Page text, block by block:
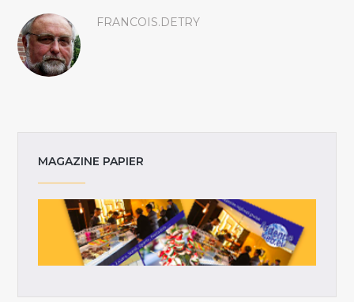
FRANCOIS.DETRY
MAGAZINE PAPIER